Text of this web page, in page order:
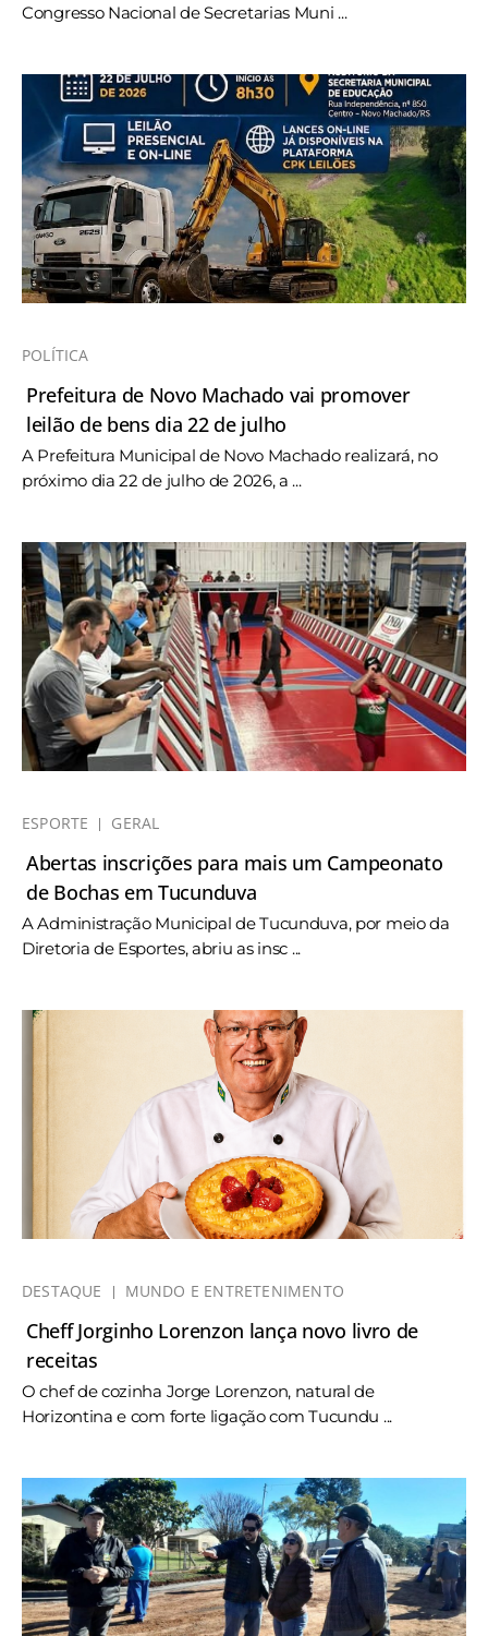
Congresso Nacional de Secretarias Muni ...
POLÍTICA
Prefeitura de Novo Machado vai promover
leilão de bens dia 22 de julho
A Prefeitura Municipal de Novo Machado realizará, no
próximo dia 22 de julho de 2026, a ...
ESPORTE GERAL
Abertas inscrições para mais um Campeonato
de Bochas em Tucunduva
A Administração Municipal de Tucunduva, por meio da
Diretoria de Esportes, abriu as insc ...
DESTAQUE MUNDO E ENTRETENIMENTO
Cheff Jorginho Lorenzon lança novo livro de
receitas
O chef de cozinha Jorge Lorenzon, natural de
Horizontina e com forte ligação com Tucundu ...